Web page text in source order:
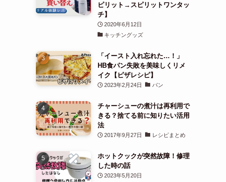
ピリット→スピリットワンタッ
チ】
2020年6月12日
キッチングッズ
「イースト入れ忘れた…！」
HB食パン失敗を美味しくリメ
イク【ピザレシピ】
2023年2月24日 パン
チャーシューの煮汁は再利用で
きる？捨てる前に知りたい活用
法
2017年9月27日 レシピまとめ
ホットクックが突然故障！修理
した時の話
2023年5月20日